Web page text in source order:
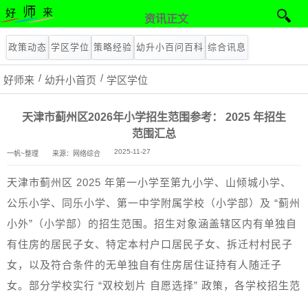
资讯正文
政策动态 学区学位 策略经验 幼升小百问百科 综合讯息
好师来 幼升小首页 学区学位
天津市蓟州区2026年小学招生范围参考： 2025 年招生
范围汇总
一帆~整理 来源：网络综合 2025-11-27
天津市蓟州区 2025 年第一小学至第九小学、山倾城小学、
公乐小学、同乐小学、第一中学附属学校（小学部）及 “蓟州
小外”（小学部）的招生范围。招生对象涵盖辖区内有单独自
有住房的居民子女、特定本村户口居民子女、拆迁村村民子
女，以及符合条件的无单独自有住房居住证持有人随迁子
女。部分学校实行 “双校划片 自愿选择” 政策，各学校招生范